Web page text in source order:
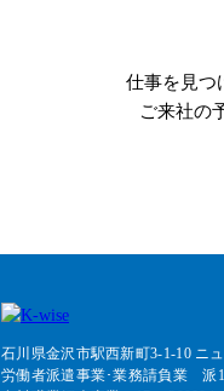
仕事を見つ
ご来社の
石川県金沢市駅西新町3-1-10 ニ
労働者派遣事業･業務請負業 派